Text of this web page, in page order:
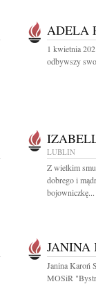
ADELA
1 kwietnia
odbywszy
LUBLIN
Z wielkim
dobrego i
bojowniczkę...
JANINA
Janina Karoń
MOSiR